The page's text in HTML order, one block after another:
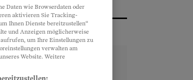
Daten wie Browserdaten oder
aktivieren Sie Tracking-
Ihnen Dienste bereitzustellen“
und Anzeigen möglicherweise
um Ihre Einstellungen zu
verwalten am
Website. Weitere